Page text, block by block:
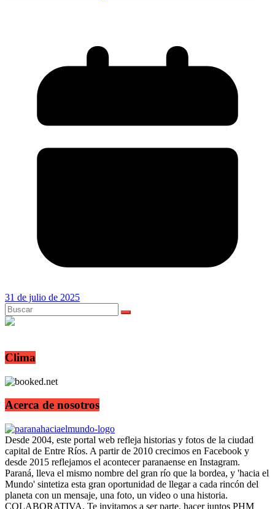
31 de julio de 2025
Clima
Acerca de nosotros
Desde 2004, este portal web refleja historias y fotos de la ciudad
capital de Entre Ríos. A partir de 2010 crecimos en Facebook y
desde 2015 reflejamos el acontecer paranaense en Instagram.
Paraná, lleva el mismo nombre del gran río que la bordea, y 'hacia el
Mundo' sintetiza esta gran oportunidad de llegar a cada rincón del
planeta con un mensaje, una foto, un video o una historia.
COLABORATIVA, Te invitamos a ser parte, hacer juntos PHM